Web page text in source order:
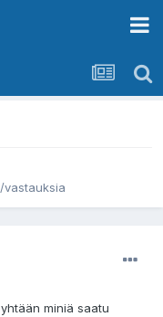
vastauksia
miniä saatu